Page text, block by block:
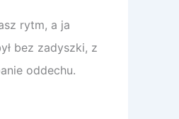
rytm, a ja
bez zadyszki, z
oddechu.